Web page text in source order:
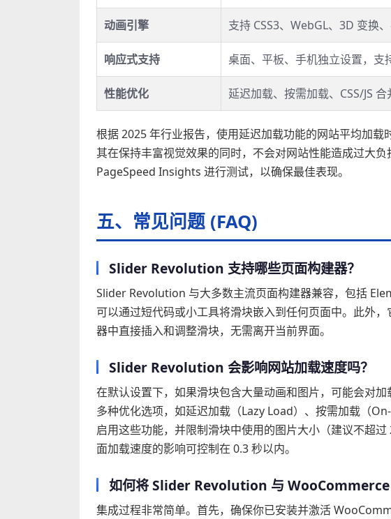
动画引擎 支持 CSS3、WebGL、3D 变换
响应式支持 桌面、平板、手机独立设置，支
性能优化 延迟加载、按需加载、CSS/JS 合
根据 2025 年行业报告，使用延迟加载功能的网站平均加
其在保持丰富视觉效果的同时，不会对网站性能造成过大
PageSpeed Insights 进行测试，以确保最佳表现。
五、常见问题 (FAQ)
Slider Revolution 支持哪些页面构建器？
Slider Revolution 与大多数主流页面构建器兼容，包括
可以通过短代码或小工具将滑块嵌入到任何页面中。此外
器中直接插入和调整滑块，无需离开当前界面。
Slider Revolution 会影响网站加载速度吗？
在默认设置下，如果滑块包含大量动画和图片，可能会对
多种优化选项，如延迟加载（Lazy Load）、按需加载（
启用这些功能，并限制滑块中使用的图片大小（建议不超
面加载速度的影响可控制在 0.3 秒以内。
如何将 Slider Revolution 与 WooCommerce
集成过程非常简单。首先，确保你已安装并激活